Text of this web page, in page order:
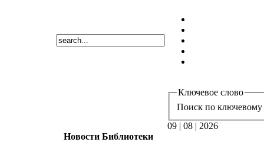
Ключевое слово
Поиск по ключевому
09 | 08 | 2026
Новости Библиотеки